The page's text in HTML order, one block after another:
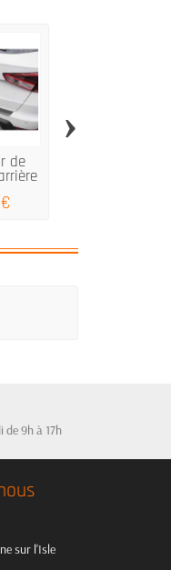
de
›
de 9h à 17h
sur l'Isle